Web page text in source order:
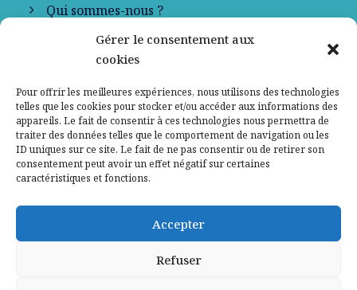
Gérer le consentement aux
cookies
Pour offrir les meilleures expériences, nous utilisons des technologies
telles que les cookies pour stocker et/ou accéder aux informations des
appareils. Le fait de consentir à ces technologies nous permettra de
traiter des données telles que le comportement de navigation ou les
ID uniques sur ce site. Le fait de ne pas consentir ou de retirer son
consentement peut avoir un effet négatif sur certaines
caractéristiques et fonctions.
Accepter
Refuser
Qui sommes-nous ?
Contactez-nous
Mentions légales
Politique de confidentialité